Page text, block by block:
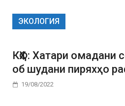
ЭКОЛОГИЯ
КҲФ: Хатари омадани
об шудани пиряхҳо
19/08/2022